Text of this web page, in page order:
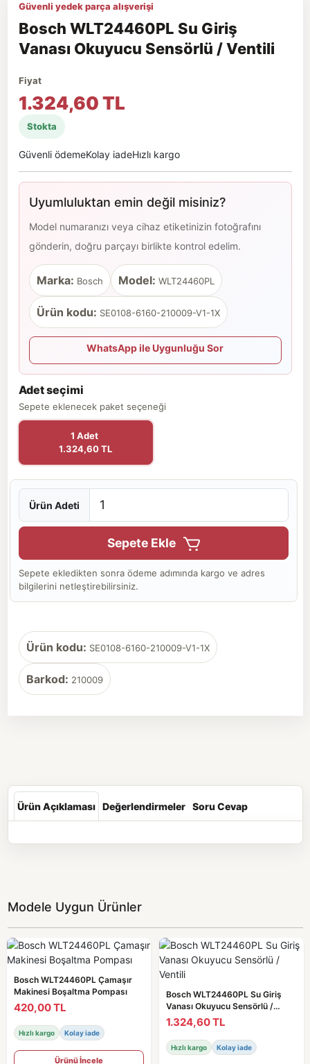
Güvenli yedek parça alışverişi
Bosch WLT24460PL Su Giriş
Vanası Okuyucu Sensörlü / Ventili
Fiyat
1.324,60 TL
Stokta
Güvenli ödemeKolay iadeHızlı kargo
Uyumluluktan emin değil misiniz?
Model numaranızı veya cihaz etiketinizin fotoğrafını
gönderin, doğru parçayı birlikte kontrol edelim.
Marka: Bosch Model: WLT24460PL
Ürün kodu: SE0108-6160-210009-V1-1X
WhatsApp ile Uygunluğu Sor
Adet seçimi
Sepete eklenecek paket seçeneği
1 Adet
1.324,60 TL
Ürün Adeti
Sepete Ekle
Sepete ekledikten sonra ödeme adımında kargo ve adres
bilgilerini netleştirebilirsiniz.
Ürün kodu: SE0108-6160-210009-V1-1X
Barkod: 210009
Ürün Açıklaması Değerlendirmeler Soru Cevap
Modele Uygun Ürünler
Bosch WLT24460PL Çamaşır
Makinesi Boşaltma Pompası
420,00 TL
Hızlı kargo Kolay iade
Ürünü İncele
Bosch WLT24460PL Su Giriş
Vanası Okuyucu Sensörlü /
Ventili
1.324,60 TL
Hızlı kargo Kolay iade